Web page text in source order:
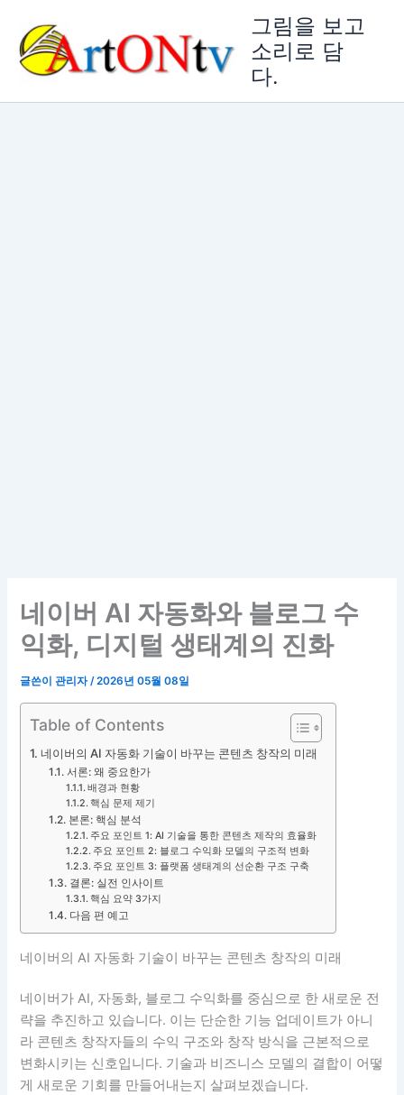
그림을 보고
소리로 담
다.
네이버 AI 자동화와 블로그 수
익화, 디지털 생태계의 진화
글쓴이관리자/2026년 05월 08일
Table of Contents
네이버의 AI 자동화 기술이 바꾸는 콘텐츠 창작의 미래
서론: 왜 중요한가
배경과 현황
핵심 문제 제기
본론: 핵심 분석
주요 포인트 1: AI 기술을 통한 콘텐츠 제작의 효율화
주요 포인트 2: 블로그 수익화 모델의 구조적 변화
주요 포인트 3: 플랫폼 생태계의 선순환 구조 구축
결론: 실전 인사이트
핵심 요약 3가지
다음 편 예고
네이버의 AI 자동화 기술이 바꾸는 콘텐츠 창작의 미래
네이버가 AI, 자동화, 블로그 수익화를 중심으로 한 새로운 전
략을 추진하고 있습니다. 이는 단순한 기능 업데이트가 아니
라 콘텐츠 창작자들의 수익 구조와 창작 방식을 근본적으로
변화시키는 신호입니다. 기술과 비즈니스 모델의 결합이 어떻
게 새로운 기회를 만들어내는지 살펴보겠습니다.